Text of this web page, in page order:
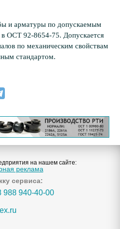
и арматуры по допускаемым
в ОСТ 92-8654-75. Допускается
по механическим свойствам
стандартом.
на нашем сайте:
реклама
сервиса:
988 940-40-00